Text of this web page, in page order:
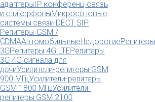
адаптерыIP конференц-связь
и спикерфоныМикросотовые
системы связи DECT SIP
Репитеры GSM /
CDMAАвтомобильныеНедорогиеРепитеры
3GРепитеры 4G LTEРепитеры
3G 4G сигнала для
дачиУсилители-репитеры GSM
900 МГцУсилители-репитеры
GSM 1800 МГцУсилители-
репитеры GSM 2100